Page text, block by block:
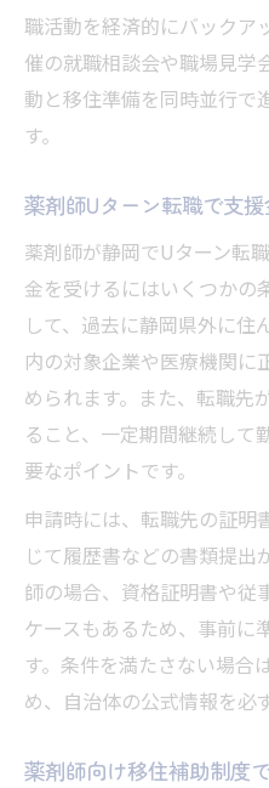
職活動を経済的にバックア
催の就職相談会や職場見学
動と移住準備を同時並行で
す。
薬剤師Uターン転職で支
薬剤師が静岡でUターン転
金を受けるにはいくつかの
して、過去に静岡県外に住
内の対象企業や医療機関に
められます。また、転職先
ること、一定期間継続して
要なポイントです。
申請時には、転職先の証明
じて履歴書などの書類提出
師の場合、資格証明書や従
ケースもあるため、事前に
す。条件を満たさない場合
め、自治体の公式情報を必
薬剤師向け移住補助制度